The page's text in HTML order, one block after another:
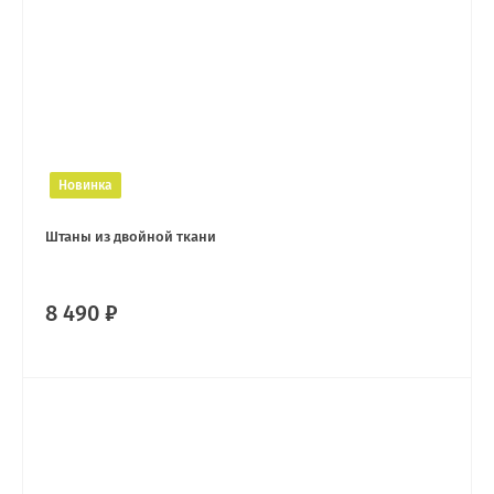
Новинка
Штаны из двойной ткани
8 490 ₽